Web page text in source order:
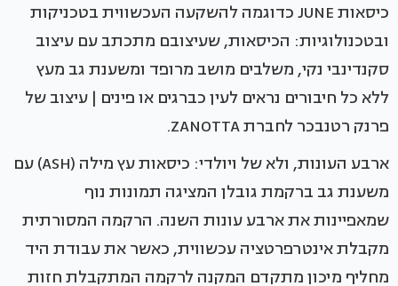
כיסאות JUNE כדוגמה להשקעה העכשווית בטכניקות
ובטכנולוגיות: הכיסאות, שעיצובם מתכתב עם עיצוב
סקנדינבי נקי, משלבים מושב מרופד ומשענת גב מעץ
ללא כל חיבורים נראים לעין כברגים או פינים | עיצוב של
פרנק רטנבכר לחברת ZANOTTA.
ארבע העונות, ולא של ויולדי: כיסאות עץ מילה (ASH) עם
משענת גב ברקמת גובלן המציגה תמונות נוף
שמאפיינות את ארבע עונות השנה. הרקמה המסורתית
מקבלת אינטרפרטציה עכשווית, כאשר את עבודת היד
מחליף מיכון מתקדם המקנה לרקמה המתקבלת חזות